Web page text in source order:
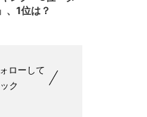
、1位は？
ローして
ク